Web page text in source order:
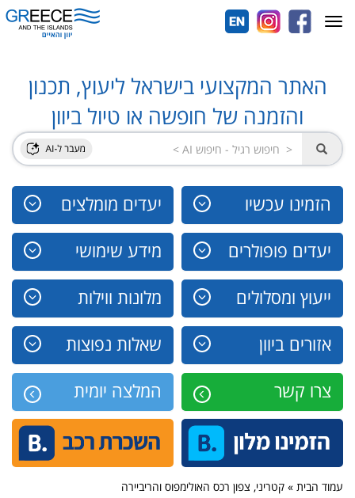
האתר המקצועי בישראל ליעוץ, תכנון
והזמנה של חופשה או טיול ביוון
הזמינו עכשיו יעדים מומלצים
יעדים פופולרים מידע שימושי
ייעוץ ומסלולים מלונות ווילות
אזורים ביוון שאלות נפוצות
צרו קשר המלצה יומית
Toggle
navigation
עמוד הבית » קטריני, צפון רכס האולימפוס והריביירה